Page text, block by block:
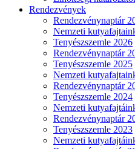
Rendezvények
Rendezvénynaptár
Nemzeti
Tenyészszemle 2026
Rendezvénynaptár
Tenyészszemle 2025
Nemzeti
Rendezvénynaptár
Tenyészszemle 2024
Nemzeti
Rendezvénynaptár
Tenyészszemle 2023
Nemzeti